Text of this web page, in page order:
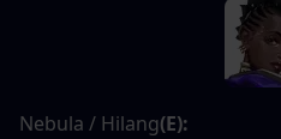
Nebula / Hilang(E):